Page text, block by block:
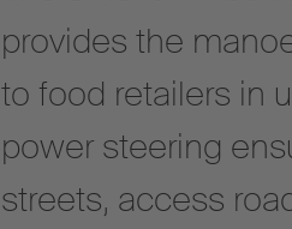
provides the
to food retailers in
power steering
streets, access